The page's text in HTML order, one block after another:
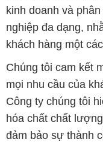
kinh doanh và
nghiệp đa dạng,
khách hàng một
Chúng tôi cam kết
mọi nhu cầu của
Công ty chúng tôi
hóa chất chất
đảm bảo sự thành